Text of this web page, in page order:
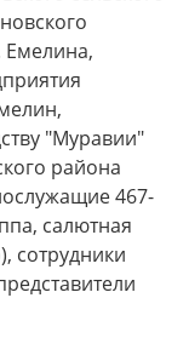
"Муравии"
района
467-
салютная
сотрудники